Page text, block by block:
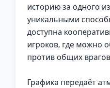
историю за одного
уникальными
доступна
игроков, где можно
против общих
Графика передаёт